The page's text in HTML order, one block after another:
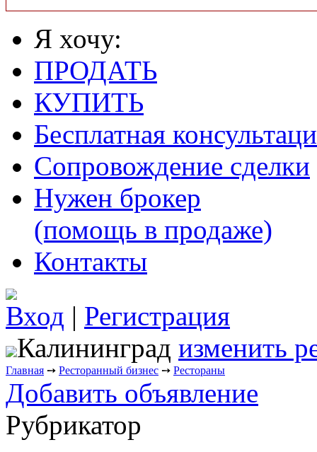
Я хочу:
ПРОДАТЬ
КУПИТЬ
Бесплатная
Сопровождение сделки
Нужен брокер
(помощь в продаже)
Контакты
Вход | Регистрация
Калининград изменить
Главная ➙ Ресторанный бизнес ➙ Рестораны
Добавить объявление
Рубрикатор